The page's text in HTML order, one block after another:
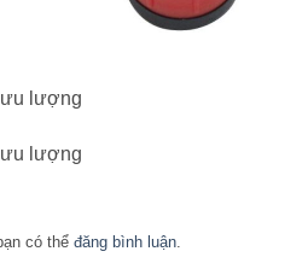
lượng
lượng
có thể đăng bình luận.